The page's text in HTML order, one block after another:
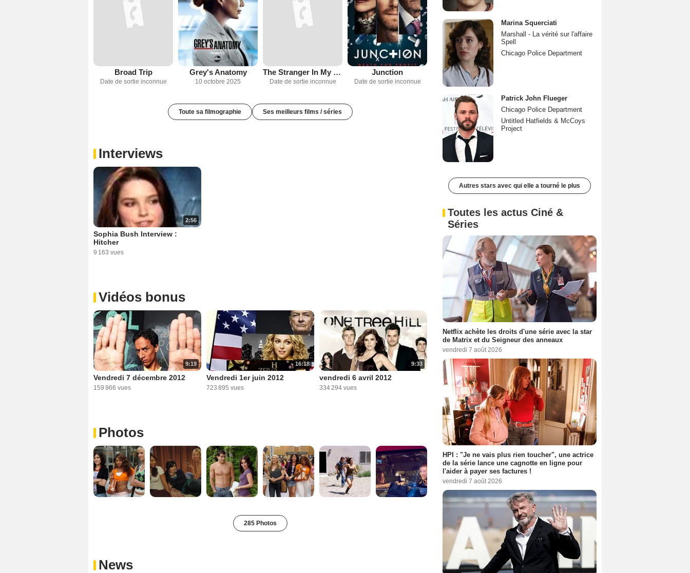
Broad Trip
Date de sortie inconnue
Grey's Anatomy
10 octobre 2025
The Stranger In My Home
Date de sortie inconnue
Junction
Date de sortie inconnue
Toute sa filmographie Ses meilleurs films / séries
Interviews
2:56
Sophia Bush Interview :
Hitcher
9 163 vues
Vidéos bonus
9:19
Vendredi 7 décembre 2012
159 966 vues
16:18
Vendredi 1er juin 2012
723 895 vues
9:33
vendredi 6 avril 2012
334 294 vues
Photos
285 Photos
News
Marina Squerciati
Marshall - La vérité sur l'affaire
Spell
Chicago Police Department
Patrick John Flueger
Chicago Police Department
Untitled Hatfields & McCoys
Project
Autres stars avec qui elle a tourné le plus
Toutes les actus Ciné &
Séries
Netflix achète les droits d'une série avec la star
de Matrix et du Seigneur des anneaux
vendredi 7 août 2026
HPI : "Je ne vais plus rien toucher", une actrice
de la série lance une cagnotte en ligne pour
l'aider à payer ses factures !
vendredi 7 août 2026